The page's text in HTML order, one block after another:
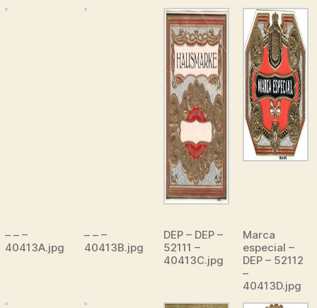
– – –
40413A.jpg
– – –
40413B.jpg
DEP – DEP –
52111 –
40413C.jpg
Marca
especial –
DEP – 52112
–
40413D.jpg